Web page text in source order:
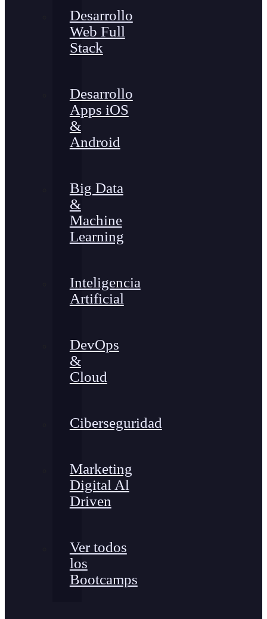
Desarrollo
Web Full
Stack
Desarrollo
Apps iOS
&
Android
Big Data
&
Machine
Learning
Inteligencia
Artificial
DevOps
&
Cloud
Ciberseguridad
Marketing
Digital Al
Driven
Ver todos
los
Bootcamps